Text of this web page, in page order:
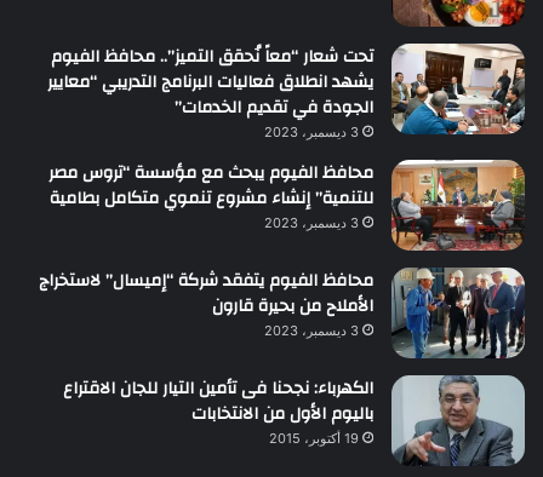
تحت شعار “معاً نُحقق التميز”.. محافظ الفيوم
يشهد انطلاق فعاليات البرنامج التدريبي “معايير
الجودة في تقديم الخدمات”
3 ديسمبر، 2023
محافظ الفيوم يبحث مع مؤسسة “تروس مصر
للتنمية” إنشاء مشروع تنموي متكامل بطامية
3 ديسمبر، 2023
محافظ الفيوم يتفقد شركة “إميسال” لاستخراج
الأملاح من بحيرة قارون
3 ديسمبر، 2023
الكهرباء: نجحنا فى تأمين التيار للجان الاقتراع
باليوم الأول من الانتخابات
19 أكتوبر، 2015